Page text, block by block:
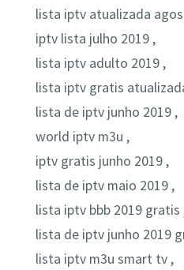
lista iptv atualizada
iptv lista julho 2019 ,
lista iptv adulto 2019 ,
lista iptv gratis
lista de iptv junho 2019 ,
world iptv m3u ,
iptv gratis junho 2019 ,
lista de iptv maio 2019 ,
lista iptv bbb 2019 gratis
lista de iptv junho 2019
lista iptv m3u smart tv ,